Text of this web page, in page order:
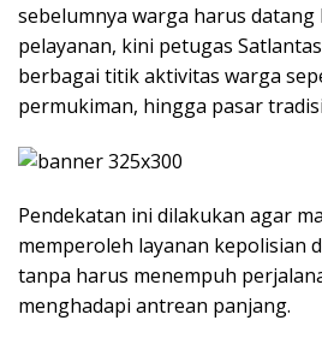
sebelumnya warga harus
pelayanan, kini petugas
berbagai titik aktivitas warga
permukiman, hingga pasar
Pendekatan ini dilakukan agar
memperoleh layanan kepolisian
tanpa harus menempuh
menghadapi antrean panjang.